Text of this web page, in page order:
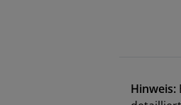
Hinweis: